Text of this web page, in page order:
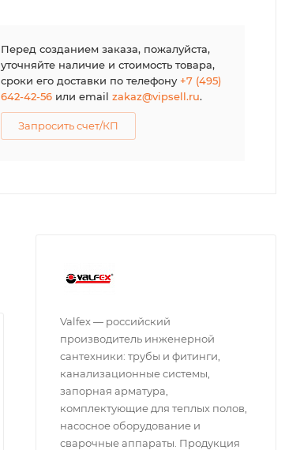
Перед созданием заказа, пожалуйста,
уточняйте наличие и стоимость товара,
сроки его доставки по телефону+7 (495)
642-42-56или email zakaz@vipsell.ru.
Запросить счет/КП
Valfex — российский
производитель инженерной
сантехники: трубы и фитинги,
канализационные системы,
запорная арматура,
комплектующие для теплых полов,
насосное оборудование и
сварочные аппараты. Продукция